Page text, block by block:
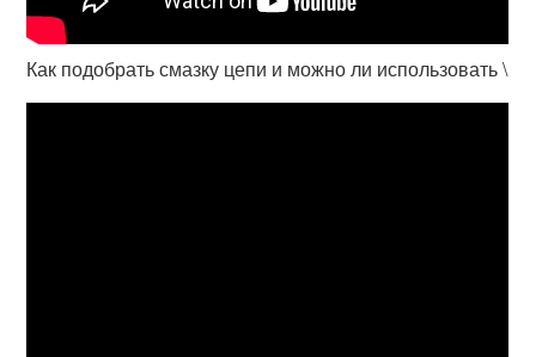
Как подобрать смазку цепи и можно ли использовать \